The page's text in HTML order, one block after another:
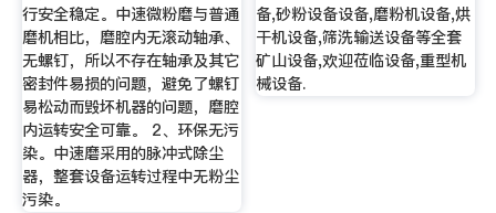
行安全稳定。中速微粉磨与普通
磨机相比，磨腔内无滚动轴承、
无螺钉，所以不存在轴承及其它
密封件易损的问题，避免了螺钉
易松动而毁坏机器的问题，磨腔
内运转安全可靠。 2、环保无污
染。中速磨采用的脉冲式除尘
器，整套设备运转过程中无粉尘
污染。
备,砂粉设备设备,磨粉机设备,烘
干机设备,筛洗输送设备等全套
矿山设备,欢迎莅临设备,重型机
械设备.